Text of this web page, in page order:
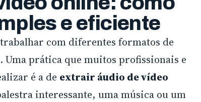
e eficiente
com diferentes formatos de
Uma prática que muitos profissionais e
é a de extrair áudio de vídeo
interessante, uma música ou um